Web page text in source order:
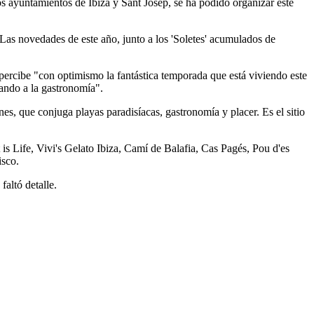
novedades de este año, junto a los 'Soletes' acumulados de
"con optimismo la fantástica temporada que está viviendo este
a la gastronomía".
que conjuga playas paradisíacas, gastronomía y placer. Es el sitio
Life, Vivi's Gelato Ibiza, Camí de Balafia, Cas Pagés, Pou d'es
faltó detalle.